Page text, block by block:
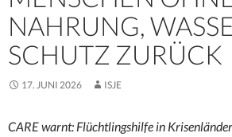
NAHRUNG,
SCHUTZ ZURÜCK
17. JUNI 2026 ISJE
CARE warnt: Flüchtlingshilfe in